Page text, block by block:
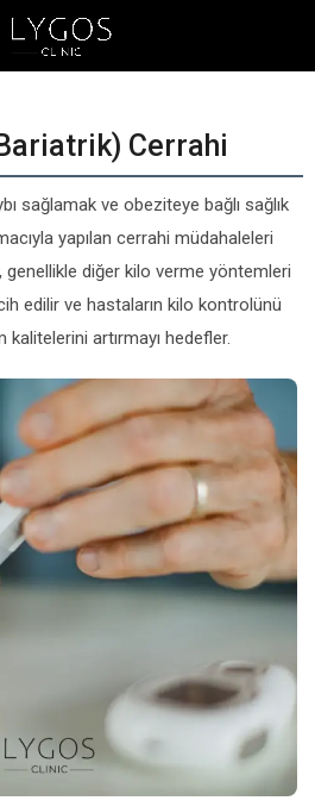
Cerrahi
sağlamak ve obeziteye bağlı sağlık
yapılan cerrahi müdahaleleri
genellikle diğer kilo verme yöntemleri
edilir ve hastaların kilo kontrolünü
kalitelerini artırmayı hedefler.